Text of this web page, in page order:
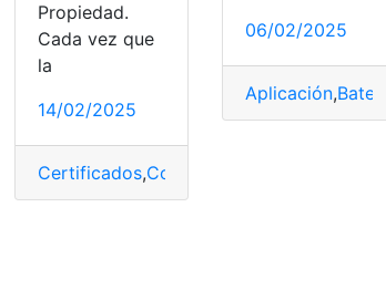
,Router,Verdad
Rápido,respondes,Test
Propiedad.
Cada vez que
la
14/02/2025
Certificados,Contratos
06/02/2025
Aplicación,Batería